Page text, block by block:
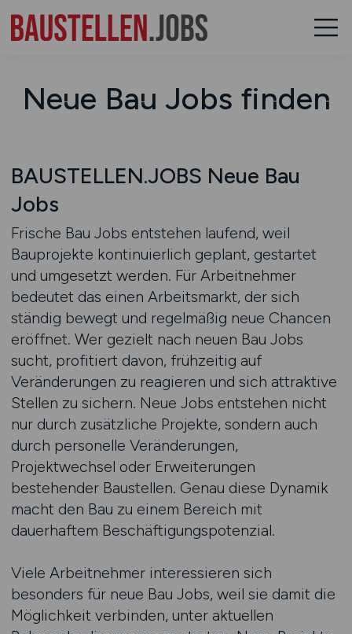
Neue Bau Jobs finden
BAUSTELLEN.JOBS Neue Bau
Jobs
Frische Bau Jobs entstehen laufend, weil
Bauprojekte kontinuierlich geplant, gestartet
und umgesetzt werden. Für Arbeitnehmer
bedeutet das einen Arbeitsmarkt, der sich
ständig bewegt und regelmäßig neue Chancen
eröffnet. Wer gezielt nach neuen Bau Jobs
sucht, profitiert davon, frühzeitig auf
Veränderungen zu reagieren und sich attraktive
Stellen zu sichern. Neue Jobs entstehen nicht
nur durch zusätzliche Projekte, sondern auch
durch personelle Veränderungen,
Projektwechsel oder Erweiterungen
bestehender Baustellen. Genau diese Dynamik
macht den Bau zu einem Bereich mit
dauerhaftem Beschäftigungspotenzial.
Viele Arbeitnehmer interessieren sich
besonders für neue Bau Jobs, weil sie damit die
Möglichkeit verbinden, unter aktuellen